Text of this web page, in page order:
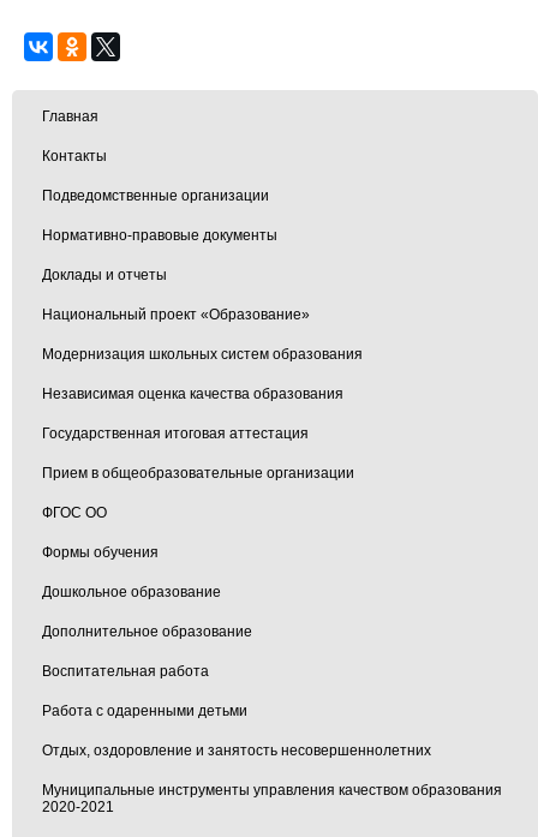
Главная
Контакты
Подведомственные организации
Нормативно-правовые документы
Доклады и отчеты
Национальный проект «Образование»
Модернизация школьных систем образования
Независимая оценка качества образования
Государственная итоговая аттестация
Прием в общеобразовательные организации
ФГОС ОО
Формы обучения
Дошкольное образование
Дополнительное образование
Воспитательная работа
Работа с одаренными детьми
Отдых, оздоровление и занятость несовершеннолетних
Муниципальные инструменты управления качеством образования
2020-2021